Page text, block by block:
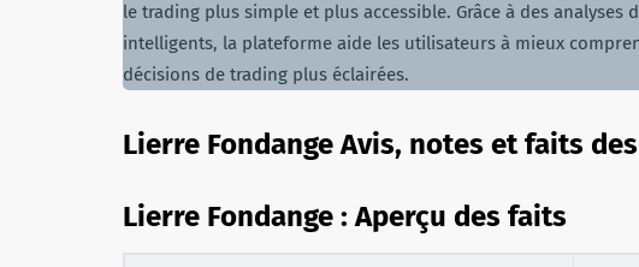
le trading plus simple et plus accessible. Grâce à des
intelligents, la plateforme aide les utilisateurs à mieux
décisions de trading plus éclairées.
Lierre Fondange Avis, notes et faits
Lierre Fondange : Aperçu des faits